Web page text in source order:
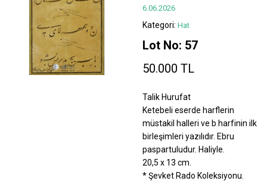
6.06.2026
Kategori: Hat
Lot No: 57
50.000 TL
Talik Hurufat
Ketebeli eserde harflerin
müstakil halleri ve b harfinin ilk
birleşimleri yazılıdır. Ebru
paspartuludur. Haliyle.
20,5 x 13 cm.
* Şevket Rado Koleksiyonu.